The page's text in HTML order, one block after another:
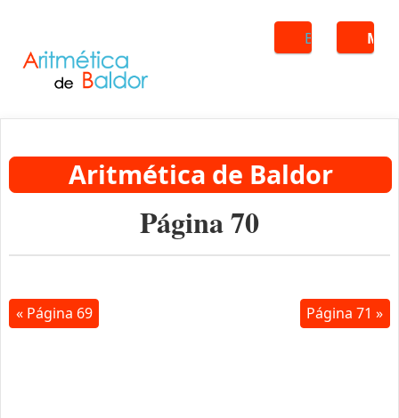
Buscar
Aritmética de Baldor
Página 70
« Página 69 Página 71 »